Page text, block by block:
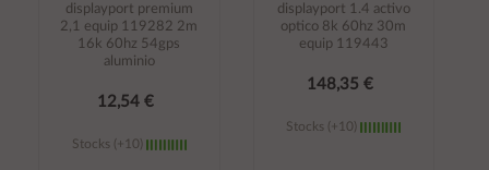
displayport premium
2,1 equip 119282 2m
16k 60hz 54gps
aluminio
12,54 €
Stocks (+10)
displayport 1.4 activo
optico 8k 60hz 30m
equip 119443
148,35 €
Stocks (+10)